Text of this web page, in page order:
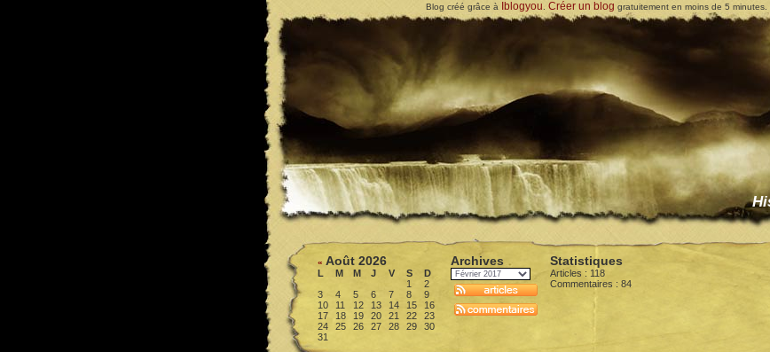
Blog créé grâce à Iblogyou Créer un blog gratuitement en moins de 5 minutes.
« Août 2026
L M M J V S
D
1
2
3
4 5 6 7 8
9
10
11 12 13 14 15
16
17
18 19 20 21 22
23
24
25 26 27 28 29
30
31
Archives Statistiques
Articles : 118
Commentaires : 84